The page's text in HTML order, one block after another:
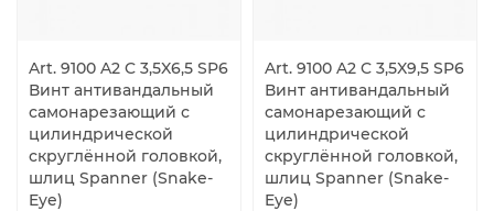
Art. 9100 A2 C 3,5X6,5 SP6
Винт антивандальный
самонарезающий с
цилиндрической
скруглённой головкой,
шлиц Spanner (Snake-
Eye)
Art. 9100 A2 C 3,5X9,5 SP6
Винт антивандальный
самонарезающий с
цилиндрической
скруглённой головкой,
шлиц Spanner (Snake-
Eye)